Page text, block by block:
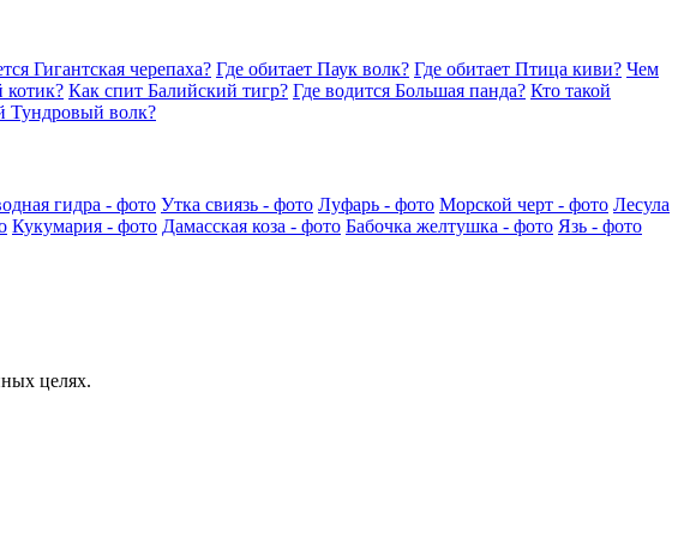
Гигантская черепаха? Где обитает Паук волк? Где обитает Птица киви? Чем
Как спит Балийский тигр? Где водится Большая панда? Кто такой
Тундровый волк?
гидра - фото Утка свиязь - фото Луфарь - фото Морской черт - фото Лесула
Кукумария - фото Дамасская коза - фото Бабочка желтушка - фото Язь - фото
целях.